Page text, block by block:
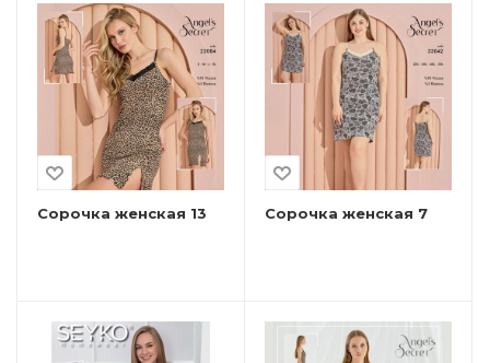
Сорочка женская 13 Сорочка женская 7